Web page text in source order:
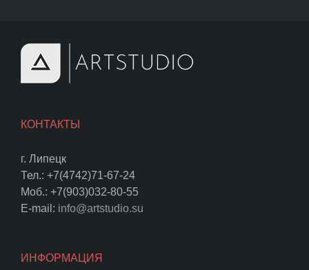
КОНТАКТЫ
г. Липецк
Тел.: +7(4742)71-67-24
Моб.: +7(903)032-80-55
E-mail: info@artstudio.su
ИНФОРМАЦИЯ